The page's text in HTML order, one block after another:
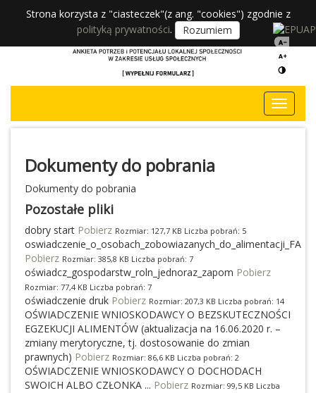
Strona korzysta z "ciasteczek"(z ang. "cookies") zgodnie z
polityką prywatności. Rozumiem
Dokumenty do pobrania
Dokumenty do pobrania
Pozostałe pliki
dobry start Pobierz Rozmiar: 127,7 KB Liczba pobrań: 5
oswiadczenie_o_osobach_zobowiazanych_do_alimentacji_FA
Pobierz Rozmiar: 385,8 KB Liczba pobrań: 7
oświadcz_gospodarstw_roln_jednoraz_zapom Pobierz
Rozmiar: 77,4 KB Liczba pobrań: 7
oświadczenie druk Pobierz Rozmiar: 207,3 KB Liczba pobrań: 14
OŚWIADCZENIE WNIOSKODAWCY O BEZSKUTECZNOŚCI
EGZEKUCJI ALIMENTÓW (aktualizacja na 16.06.2020 r. –
zmiany merytoryczne, tj. dostosowanie do zmian
prawnych) Pobierz Rozmiar: 86,6 KB Liczba pobrań: 2
OŚWIADCZENIE WNIOSKODAWCY O DOCHODACH
SWOICH ALBO CZŁONKA ... Pobierz Rozmiar: 99,5 KB Liczba